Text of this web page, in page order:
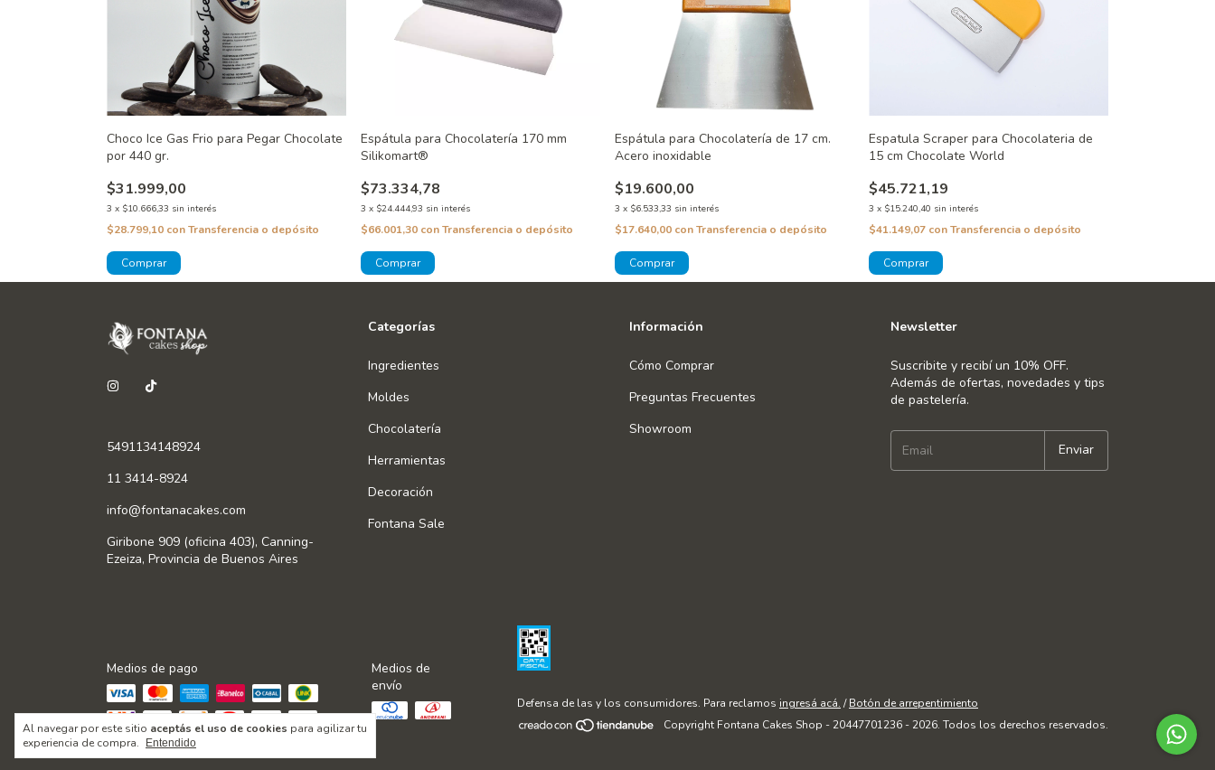
Al navegar por este sitio aceptás el uso de cookies para agilizar tu
experiencia de compra.
Entendido
Choco Ice Gas Frio para Pegar Chocolate
por 440 gr.
$31.999,00
3 x $10.666,33 sin interés
$28.799,10 conTransferencia o depósito
Espátula para Chocolatería 170 mm
Silikomart®
$73.334,78
3 x $24.444,93 sin interés
$66.001,30 conTransferencia o depósito
Espátula para Chocolatería de 17 cm.
Acero inoxidable
$19.600,00
3 x $6.533,33 sin interés
$17.640,00 conTransferencia o depósito
Espatula Scraper para Chocolateria de
15 cm Chocolate World
$45.721,19
3 x $15.240,40 sin interés
$41.149,07 conTransferencia o depósito
5491134148924
11 3414-8924
info@fontanacakes.com
Giribone 909 (oficina 403), Canning-
Ezeiza, Provincia de Buenos Aires
Categorías
Ingredientes
Moldes
Chocolatería
Herramientas
Decoración
Fontana Sale
Información
Cómo Comprar
Preguntas Frecuentes
Showroom
Newsletter
Suscribite y recibí un 10% OFF.
Además de ofertas, novedades y tips
de pastelería.
Medios de pago
Medios de
envío
Defensa de las y los consumidores. Para reclamos ingresá acá. / Botón de arrepentimiento
Copyright Fontana Cakes Shop - 20447701236 - 2026. Todos los derechos reservados.